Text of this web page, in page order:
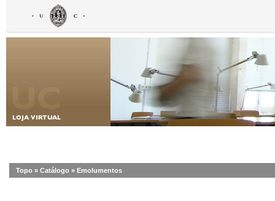
Topo » Catálogo » Emolumentos